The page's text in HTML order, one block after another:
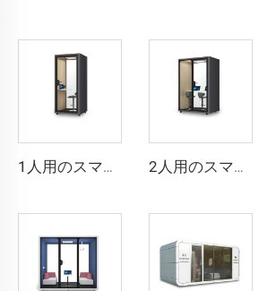
1人用のスマートで防音性の高いブース - Cyspace Y PROシリーズ 2人用のスマートで防音性の高いブース - Cyspace Y PROシリーズ